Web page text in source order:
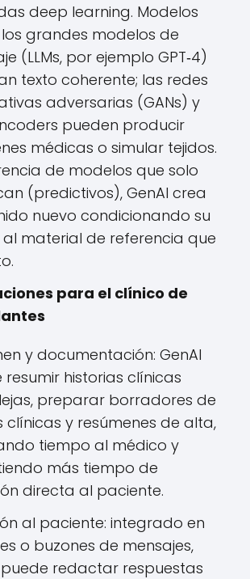
deep learning. Modelos
grandes modelos de
(LLMs, por ejemplo GPT‑4)
texto coherente; las redes
adversarias (GANs) y
pueden producir
médicas o simular tejidos.
de modelos que solo
(predictivos), GenAI crea
nuevo condicionando su
material de referencia que
para el clínico de
y documentación: GenAI
resumir historias clínicas
preparar borradores de
y resúmenes de alta,
tiempo al médico y
más tiempo de
directa al paciente.
al paciente: integrado en
o buzones de mensajes,
puede redactar respuestas